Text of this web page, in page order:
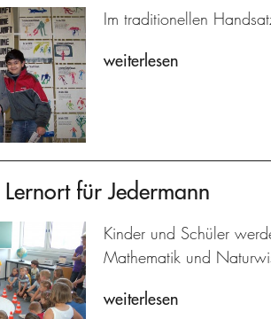
Im traditionellen
weiterlesen
für Jedermann
Kinder und Schüler
Mathematik und
weiterlesen